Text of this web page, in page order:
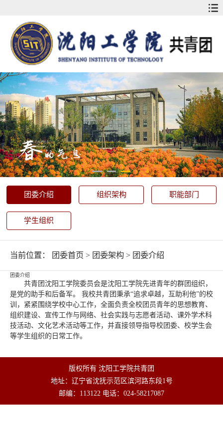
团委介绍 组织架构 职能部门
学生组织
当前位置： 团委首页 > 团委架构 > 团委介绍
团委介绍
共青团沈阳工学院委员会是沈阳工学院先进青年的群团组织，
是党的助手和后备军。 我校共青团秉承“追求卓越，互助利他”的校
训，紧紧围绕学校中心工作，全面负责全校团员青年的思想教育、
组织建设、宣传工作与网络、社会实践与志愿者活动、课外学术科
技活动、文化艺术活动等工作，并直接领导指导校团委、校学生会
等学生组织的日常工作。
版权所有 沈阳工学院共青团
地址：辽宁省沈抚示范区滨河路东段1号
邮编：113122 电话：024-58217087